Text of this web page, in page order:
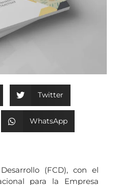
Twitter
WhatsApp
(FCD), con el
para la Empresa